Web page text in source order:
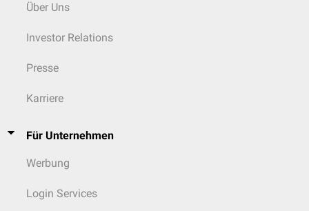
Über Uns
Investor Relations
Presse
Karriere
Für Unternehmen
Werbung
Login Services